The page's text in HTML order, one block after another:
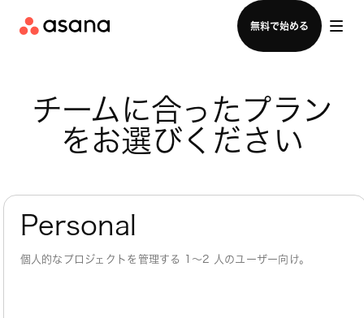
無料で始める
セールスチームに問い合わせる
チームに合ったプラン
をお選びください
Personal
個人的なプロジェクトを管理する 1～2 人のユーザー向け。